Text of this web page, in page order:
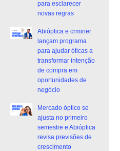
para esclarecer
novas regras
Abióptica e crminer
lançam programa
para ajudar óticas a
transformar intenção
de compra em
oportunidades de
negócio
Mercado óptico se
ajusta no primeiro
semestre e Abióptica
revisa previsões de
crescimento